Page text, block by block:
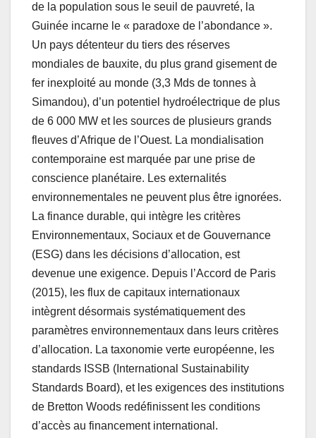
de la population sous le seuil de pauvreté, la
Guinée incarne le « paradoxe de l’abondance ».
Un pays détenteur du tiers des réserves
mondiales de bauxite, du plus grand gisement de
fer inexploité au monde (3,3 Mds de tonnes à
Simandou), d’un potentiel hydroélectrique de plus
de 6 000 MW et les sources de plusieurs grands
fleuves d’Afrique de l’Ouest. La mondialisation
contemporaine est marquée par une prise de
conscience planétaire. Les externalités
environnementales ne peuvent plus être ignorées.
La finance durable, qui intègre les critères
Environnementaux, Sociaux et de Gouvernance
(ESG) dans les décisions d’allocation, est
devenue une exigence. Depuis l’Accord de Paris
(2015), les flux de capitaux internationaux
intègrent désormais systématiquement des
paramètres environnementaux dans leurs critères
d’allocation. La taxonomie verte européenne, les
standards ISSB (International Sustainability
Standards Board), et les exigences des institutions
de Bretton Woods redéfinissent les conditions
d’accès au financement international.